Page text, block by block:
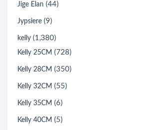
Jige Elan (44)
Jypsiere (9)
kelly (1,380)
Kelly 25CM (728)
Kelly 28CM (350)
Kelly 32CM (55)
Kelly 35CM (6)
Kelly 40CM (5)